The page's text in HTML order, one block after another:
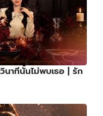
นาทีนั้นไม่พบเธอ | รัก